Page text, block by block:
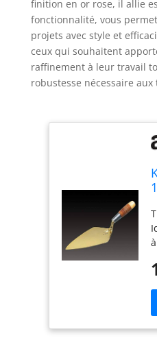
finition en or rose, il allie
fonctionnalité, vous
projets avec style et
ceux qui souhaitent
raffinement à leur travail
robustesse nécessaire aux